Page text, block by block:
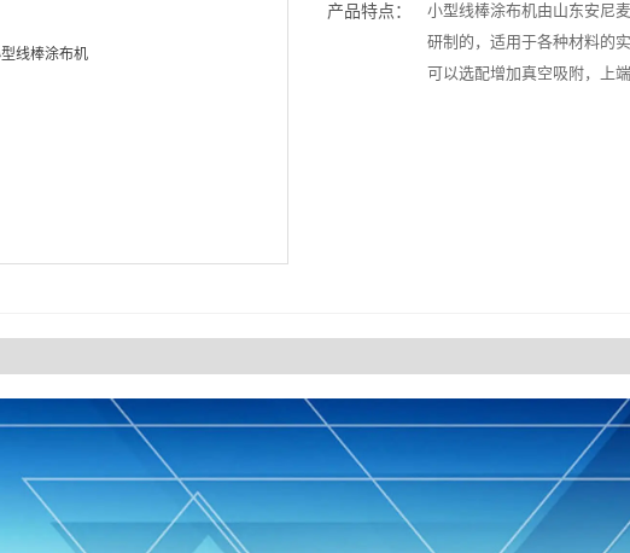
产品特点：
小型线棒涂布机由山东安尼
研制的，适用于各种材料的
可以选配增加真空吸附，上